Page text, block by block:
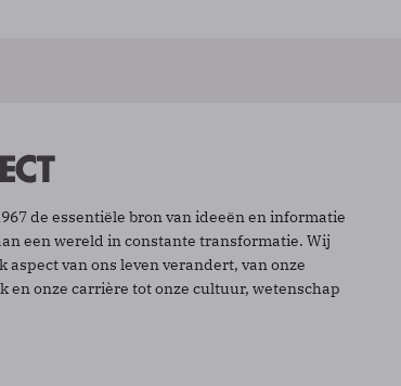
de essentiële bron van ideeën en informatie
een wereld in constante transformatie. Wij
aspect van ons leven verandert, van onze
en onze carrière tot onze cultuur, wetenschap